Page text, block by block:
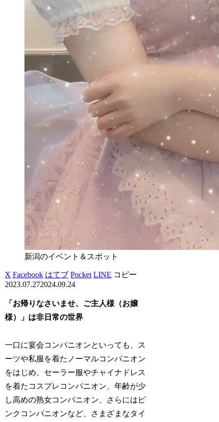
新潟のイベント＆スポット
X Facebook はてブ Pocket LINE コピー
2023.07.272024.09.24
「お帰りなさいませ、ご主人様（お嬢
様）」は非日常の世界
一口に宴会コンパニオンといっても、ス
ーツや私服を着たノーマルコンパニオン
をはじめ、セーラー服やチャイナドレス
を着たコスプレコンパニオン、年齢が少
し高めの熟女コンパニオン、さらにはピ
ンクコンパニオンなど、さまざまなタイ